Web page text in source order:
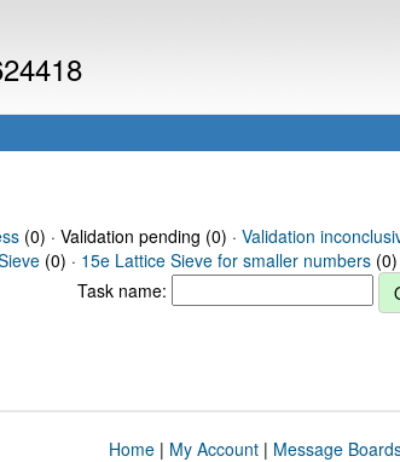
(0) · Validation pending (0) · Validation
(0) · 15e Lattice Sieve for smaller numbers (0)
Task name:
Home| My Account| Message